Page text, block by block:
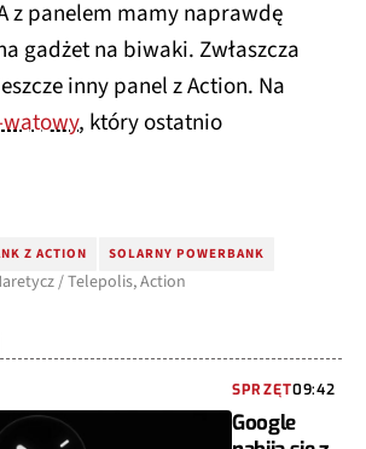
z panelem mamy naprawdę
gadżet na biwaki. Zwłaszcza
inny panel z Action. Na
, który ostatnio
Z ACTION SOLARNY POWERBANK
/ Telepolis, Action
SPRZĘT09:42
Google